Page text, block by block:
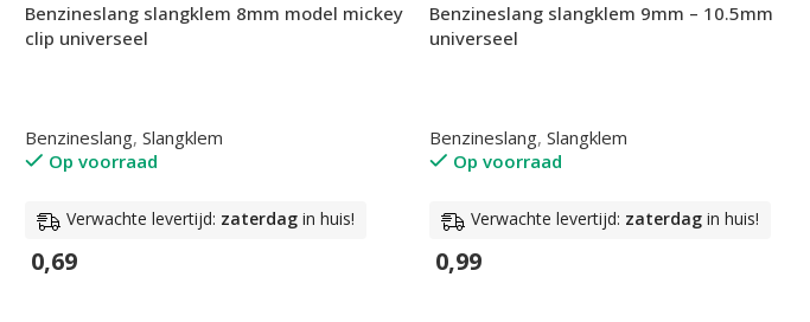
Benzineslang slangklem 8mm model mickey
clip universeel
Benzineslang, Slangklem
Op voorraad
Verwachte levertijd: zaterdag in huis!
0,69
Benzineslang slangklem 9mm – 10.5mm
universeel
Benzineslang, Slangklem
Op voorraad
Verwachte levertijd: zaterdag in huis!
0,99